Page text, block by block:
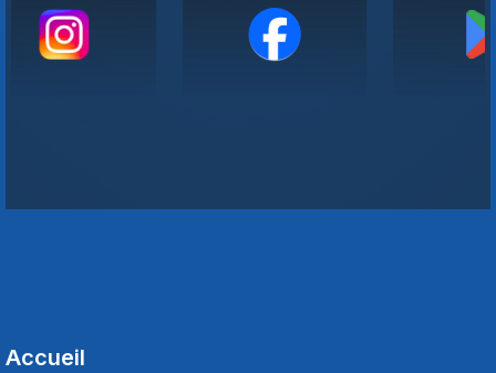
Accueil